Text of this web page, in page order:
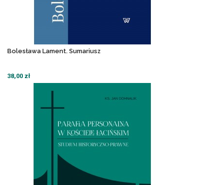
Bolesława Lament. Sumariusz
38,00 zł